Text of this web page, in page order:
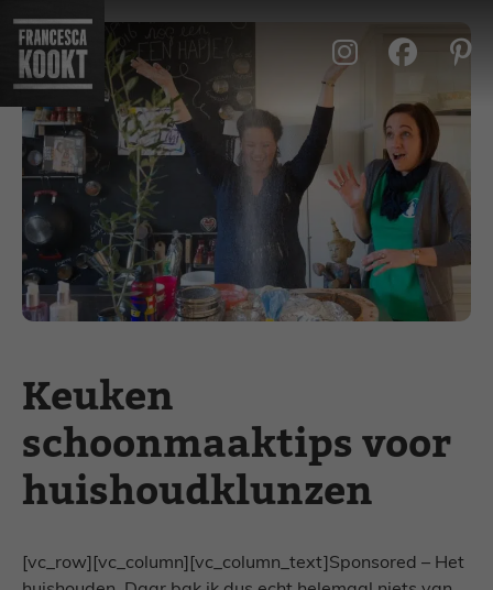
naar
inhoud
Keuken
schoonmaaktips voor
huishoudklunzen
[vc_row][vc_column][vc_column_text]Sponsored – Het